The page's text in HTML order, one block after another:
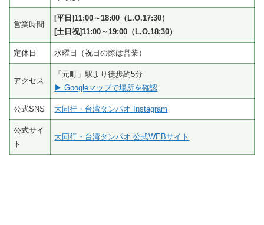
営業時間
[平日]11:00～18:00（L.O.17:30）
[土日祝]11:00～19:00（L.O.18:30）
定休日 水曜日（祝日の際は営業）
アクセス
「元町」駅より徒歩約5分
▶ Googleマップで場所を確認
公式SNS 大同行・台湾タンパオ Instagram
公式サイ
ト
大同行・台湾タンパオ 公式WEBサイト